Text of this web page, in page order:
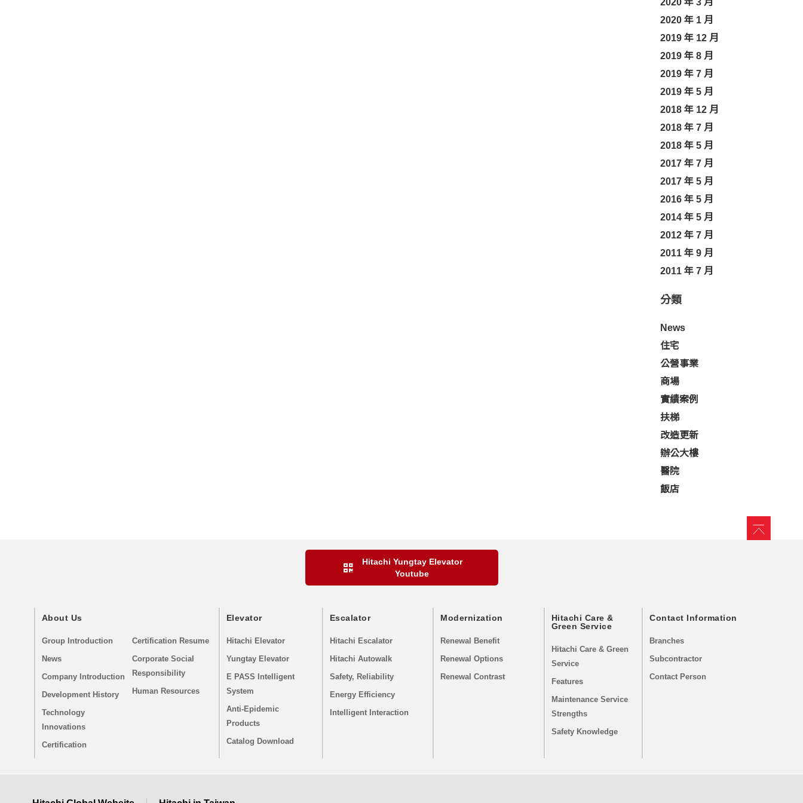
2020 年 3 月
2020 年 1 月
2019 年 12 月
2019 年 8 月
2019 年 7 月
2019 年 5 月
2018 年 12 月
2018 年 7 月
2018 年 5 月
2017 年 7 月
2017 年 5 月
2016 年 5 月
2014 年 5 月
2012 年 7 月
2011 年 9 月
2011 年 7 月
分類
News
住宅
公營事業
商場
實績案例
扶梯
改造更新
辦公大樓
醫院
飯店
Hitachi Yungtay Elevator
Youtube
About Us
Group Introduction
News
Company Introduction
Development History
Technology
Innovations
Certification
Certification Resume
Corporate Social
Responsibility
Human Resources
Elevator
Hitachi Elevator
Yungtay Elevator
E PASS Intelligent
System
Anti-Epidemic
Products
Catalog Download
Escalator
Hitachi Escalator
Hitachi Autowalk
Safety, Reliability
Energy Efficiency
Intelligent Interaction
Modernization
Renewal Benefit
Renewal Options
Renewal Contrast
Hitachi Care &
Green Service
Hitachi Care & Green
Service
Features
Maintenance Service
Strengths
Safety Knowledge
Contact Information
Branches
Subcontractor
Contact Person